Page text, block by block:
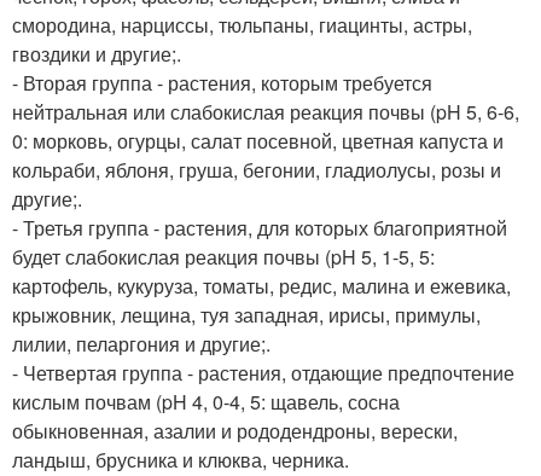
смородина, нарциссы, тюльпаны, гиацинты, астры,
гвоздики и другие;.
- Вторая группа - растения, которым требуется
нейтральная или слабокислая реакция почвы (pH 5, 6-6,
0: морковь, огурцы, салат посевной, цветная капуста и
кольраби, яблоня, груша, бегонии, гладиолусы, розы и
другие;.
- Третья группа - растения, для которых благоприятной
будет слабокислая реакция почвы (pH 5, 1-5, 5:
картофель, кукуруза, томаты, редис, малина и ежевика,
крыжовник, лещина, туя западная, ирисы, примулы,
лилии, пеларгония и другие;.
- Четвертая группа - растения, отдающие предпочтение
кислым почвам (pH 4, 0-4, 5: щавель, сосна
обыкновенная, азалии и рододендроны, верески,
ландыш, брусника и клюква, черника.